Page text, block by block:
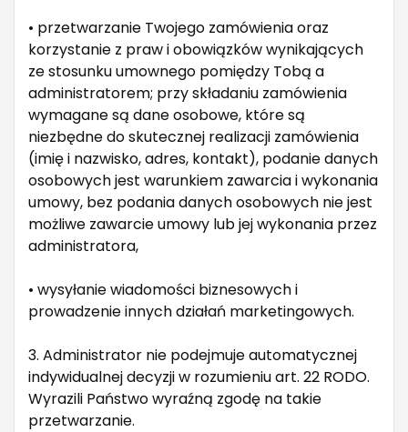
• przetwarzanie Twojego zamówienia oraz
korzystanie z praw i obowiązków wynikających
ze stosunku umownego pomiędzy Tobą a
administratorem; przy składaniu zamówienia
wymagane są dane osobowe, które są
niezbędne do skutecznej realizacji zamówienia
(imię i nazwisko, adres, kontakt), podanie danych
osobowych jest warunkiem zawarcia i wykonania
umowy, bez podania danych osobowych nie jest
możliwe zawarcie umowy lub jej wykonania przez
administratora,
• wysyłanie wiadomości biznesowych i
prowadzenie innych działań marketingowych.
3. Administrator nie podejmuje automatycznej
indywidualnej decyzji w rozumieniu art. 22 RODO.
Wyrazili Państwo wyraźną zgodę na takie
przetwarzanie.